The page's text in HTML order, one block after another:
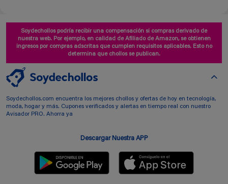
Soydechollos podría recibir una compensación si compras derivado de
nuestra web. Por ejemplo, en calidad de Afiliado de Amazon, se obtienen
ingresos por compras adscritas que cumplen requisitos aplicables. Esto no
determina que chollos se publican.
Soydechollos.com encuentra los mejores chollos y ofertas de hoy en tecnología,
moda, hogar y más. Cupones verificados y alertas en tiempo real con nuestro
Avisador PRO. Ahorra ya
Descargar Nuestra APP